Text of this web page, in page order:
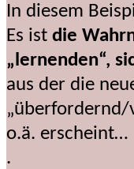
In diesem
Es ist die
„lernenden“,
aus der die
o.ä. erscheint…
.